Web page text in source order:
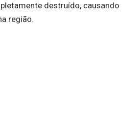
destruído, causando
região.